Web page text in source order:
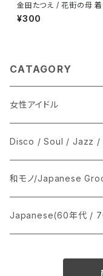
金田たつえ / 花街の母 着
ケ
¥300
CATAGORY
女性アイドル
シングル盤
あ行
か行
LP
CD
Disco / Soul / Jazz /
シングル盤
A
12インチ・シングル
和モノ/Japanese
シングル盤
Japanese(60年代 /